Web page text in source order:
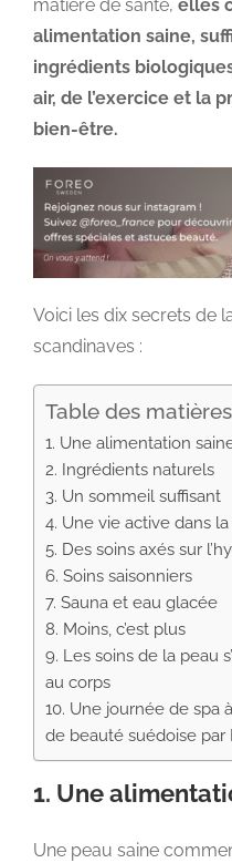
matière de santé, elles
alimentation saine,
ingrédients
air, de l’exercice et la
bien-être.
Voici les dix secrets de
scandinaves :
Table des matières
1. Une alimentation
2. Ingrédients naturels
3. Un sommeil suffisant
4. Une vie active dans
5. Des soins axés sur
6. Soins saisonniers
7. Sauna et eau glacée
8. Moins, c’est plus
9. Les soins de la peau
au corps
10. Une journée de spa
de beauté suédoise par
1. Une
Une peau saine